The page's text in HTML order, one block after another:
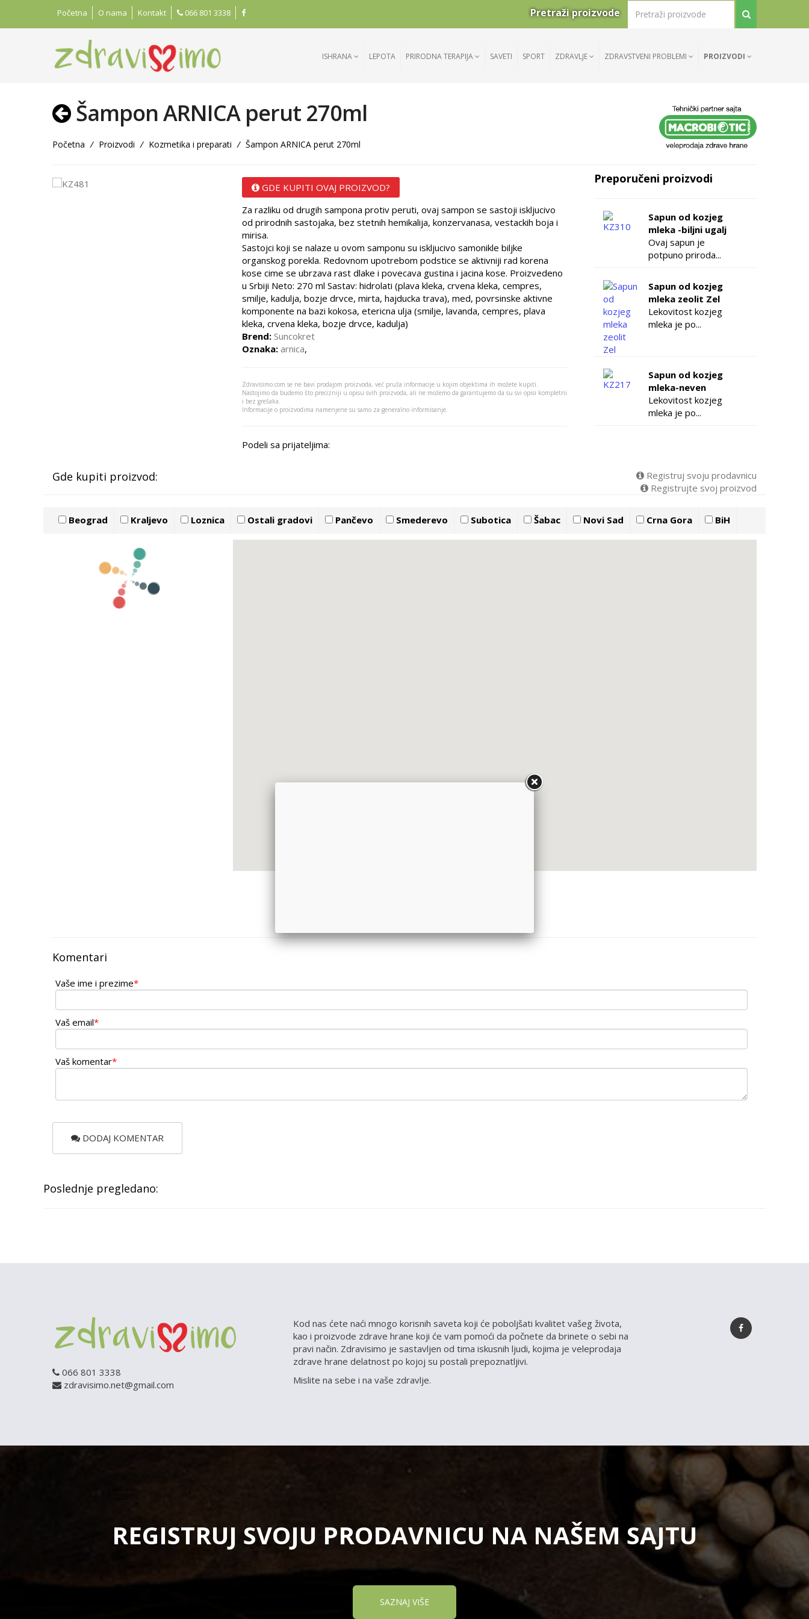
Početna O nama Kontakt 066 801 3338 Pretraži proizvode
ISHRANA LEPOTA PRIRODNA TERAPIJA SAVETI SPORT ZDRAVLJE ZDRAVSTVENI PROBLEMI PROIZVODI
Šampon ARNICA perut 270ml
Početna / Proizvodi / Kozmetika i preparati / Šampon ARNICA perut 270ml
GDE KUPITI OVAJ PROIZVOD?
Za razliku od drugih sampona protiv peruti, ovaj sampon se sastoji iskljucivo
od prirodnih sastojaka, bez stetnih hemikalija, konzervanasa, vestackih boja i
mirisa.
Sastojci koji se nalaze u ovom samponu su iskljucivo samonikle biljke
organskog porekla. Redovnom upotrebom podstice se aktivniji rad korena
kose cime se ubrzava rast dlake i povecava gustina i jacina kose. Proizvedeno
u Srbiji Neto: 270 ml Sastav: hidrolati (plava kleka, crvena kleka, cempres,
smilje, kadulja, bozje drvce, mirta, hajducka trava), med, povrsinske aktivne
komponente na bazi kokosa, etericna ulja (smilje, lavanda, cempres, plava
kleka, crvena kleka, bozje drvce, kadulja)
Brend: Suncokret
Oznaka: arnica,
Zdravisimo.com se ne bavi prodajom proizvoda, već pruža informacije u kojim objektima ih možete kupiti.
Nastojimo da budemo što precizniji u opisu svih proizvoda, ali ne možemo da garantujemo da su svi opisi kompletni
i bez grešaka.
Informacije o proizvodima namenjene su samo za generalno informisanje.
Podeli sa prijateljima:
Preporučeni proizvodi
Sapun od kozjeg
mleka -biljni ugalj
Ovaj sapun je
potpuno priroda...
Sapun od kozjeg
mleka zeolit Zel
Lekovitost kozjeg
mleka je po...
Sapun od kozjeg
mleka-neven
Lekovitost kozjeg
mleka je po...
Gde kupiti proizvod:
Registruj svoju prodavnicu
Registrujte svoj proizvod
Beograd Kraljevo Loznica Ostali gradovi Pančevo Smederevo Subotica Šabac Novi Sad Crna Gora BiH
Komentari
Vaše ime i prezime*
Vaš email*
Vaš komentar*
DODAJ KOMENTAR
Poslednje pregledano:
066 801 3338
zdravisimo.net@gmail.com
Kod nas ćete naći mnogo korisnih saveta koji će poboljšati kvalitet vašeg života,
kao i proizvode zdrave hrane koji će vam pomoći da počnete da brinete o sebi na
pravi način. Zdravisimo je sastavljen od tima iskusnih ljudi, kojima je veleprodaja
zdrave hrane delatnost po kojoj su postali prepoznatljivi.
Mislite na sebe i na vaše zdravlje.
REGISTRUJ SVOJU PRODAVNICU NA NAŠEM SAJTU
SAZNAJ VIŠE